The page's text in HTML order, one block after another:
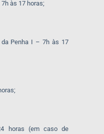
às 17 horas;
da Penha I – 7h às 17
horas (em caso de